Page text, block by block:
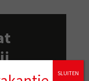
SLUITEN